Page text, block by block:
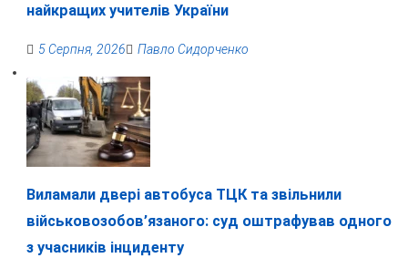
найкращих учителів України
5 Серпня, 2026 Павло Сидорченко
Виламали двері автобуса ТЦК та звільнили
військовозобов’язаного: суд оштрафував одного
з учасників інциденту